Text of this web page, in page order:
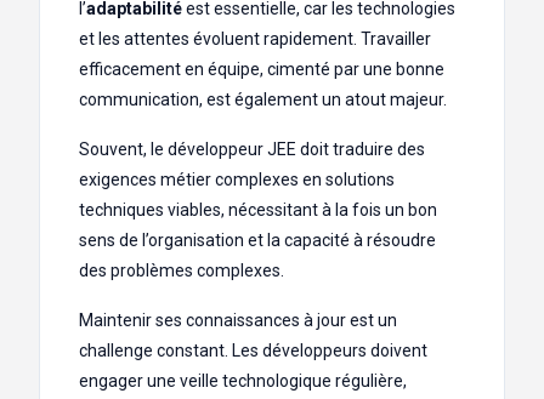
l’adaptabilitéest essentielle, car les technologies
et les attentes évoluent rapidement. Travailler
efficacement en équipe, cimenté par une bonne
communication, est également un atout majeur.
Souvent, le développeur JEE doit traduire des
exigences métier complexes en solutions
techniques viables, nécessitant à la fois un bon
sens de l’organisation et la capacité à résoudre
des problèmes complexes.
Maintenir ses connaissances à jour est un
challenge constant. Les développeurs doivent
engager une veille technologique régulière,